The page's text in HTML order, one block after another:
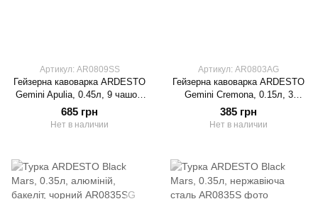
Артикул: AR0809SS
Гейзерна кавоварка ARDESTO
Gemini Apulia, 0.45л, 9 чашок,
нержавіюча сталь
685 грн
Нет в наличии
Артикул: AR0803AG
Гейзерна кавоварка ARDESTO
Gemini Cremona, 0.15л, 3
чашки, алюміній
385 грн
Нет в наличии